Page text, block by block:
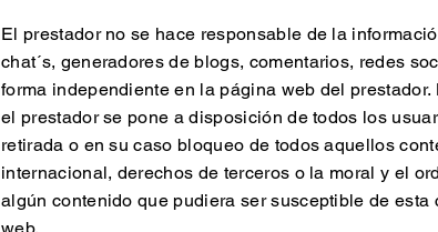
El prestador no se hace responsable de la
chat´s, generadores de blogs, comentarios, redes
forma independiente en la página web del
el prestador se pone a disposición de todos los
retirada o en su caso bloqueo de todos aquellos
internacional, derechos de terceros o la moral y el
algún contenido que pudiera ser susceptible de